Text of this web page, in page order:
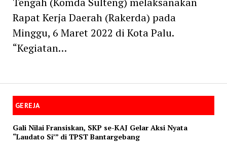
GEREJA
Gali Nilai Fransiskan, SKP se-KAJ Gelar Aksi Nyata
“Laudato Si’” di TPST Bantargebang
Rapat Kerja Daerah (Rakerda) pada
Minggu, 6 Maret 2022 di Kota Palu.
“Kegiatan…